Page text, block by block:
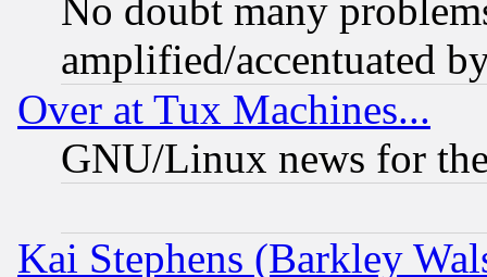
No doubt many
amplified/accentuated
Over at Tux Machines...
GNU/Linux news for
Kai Stephens (Barkley